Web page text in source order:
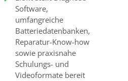
Software,
umfangreiche
Batteriedatenbanken,
Reparatur-Know-how
sowie praxisnahe
Schulungs- und
Videoformate bereit